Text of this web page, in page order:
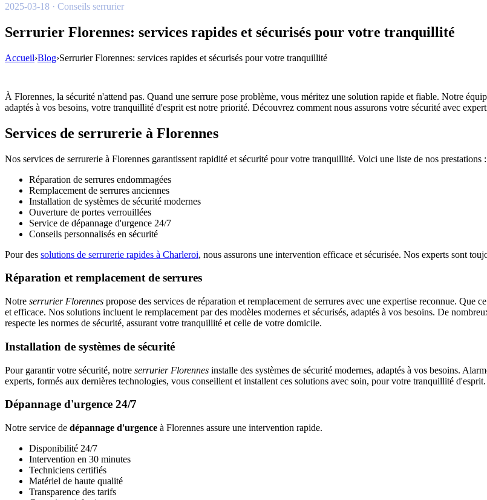
2025-03-18 · Conseils serrurier
Serrurier Florennes: services rapides et sécurisés pour votre tranquillité
Accueil›Blog›Serrurier Florennes: services rapides et sécurisés pour votre tranquillité
À Florennes, la sécurité n'attend pas. Quand une serrure pose problème, vous méritez une solution rapide et fiable. Notre
adaptés à vos besoins, votre tranquillité d'esprit est notre priorité. Découvrez comment nous assurons votre sécurité avec
Services de serrurerie à Florennes
Nos services de serrurerie à Florennes garantissent rapidité et sécurité pour votre tranquillité. Voici une liste de nos prestations :
Réparation de serrures endommagées
Remplacement de serrures anciennes
Installation de systèmes de sécurité modernes
Ouverture de portes verrouillées
Service de dépannage d'urgence 24/7
Conseils personnalisés en sécurité
Pour des solutions de serrurerie rapides à Charleroi, nous assurons une intervention efficace et sécurisée. Nos experts sont
Réparation et remplacement de serrures
Notre serrurier Florennes propose des services de réparation et remplacement de serrures avec une expertise reconnue. Que
et efficace. Nos solutions incluent le remplacement par des modèles modernes et sécurisés, adaptés à vos besoins. De
respecte les normes de sécurité, assurant votre tranquillité et celle de votre domicile.
Installation de systèmes de sécurité
Pour garantir votre sécurité, notre serrurier Florennes installe des systèmes de sécurité modernes, adaptés à vos besoins.
experts, formés aux dernières technologies, vous conseillent et installent ces solutions avec soin, pour votre tranquillité d'esprit.
Dépannage d'urgence 24/7
Notre service de dépannage d'urgence à Florennes assure une intervention rapide.
Disponibilité 24/7
Intervention en 30 minutes
Techniciens certifiés
Matériel de haute qualité
Transparence des tarifs